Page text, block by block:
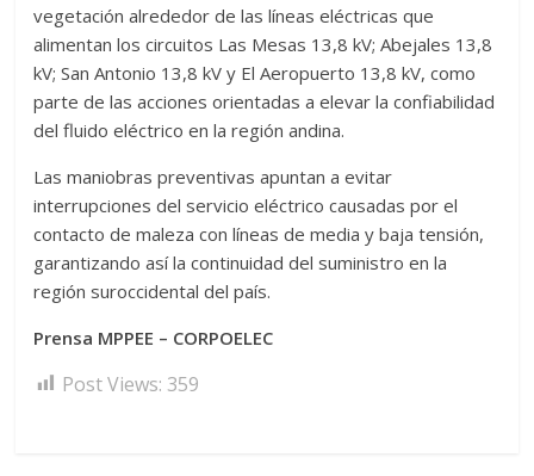
vegetación alrededor de las líneas eléctricas que
alimentan los circuitos Las Mesas 13,8 kV; Abejales 13,8
kV; San Antonio 13,8 kV y El Aeropuerto 13,8 kV, como
parte de las acciones orientadas a elevar la confiabilidad
del fluido eléctrico en la región andina.
Las maniobras preventivas apuntan a evitar
interrupciones del servicio eléctrico causadas por el
contacto de maleza con líneas de media y baja tensión,
garantizando así la continuidad del suministro en la
región suroccidental del país.
Prensa MPPEE – CORPOELEC
Post Views: 359